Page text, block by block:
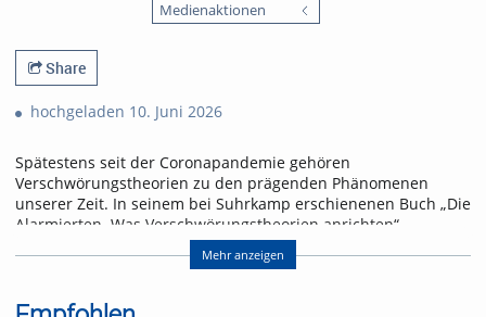
Medienaktionen
Share
hochgeladen 10. Juni 2026
Spätestens seit der Coronapandemie gehören
Verschwörungstheorien zu den prägenden Phänomenen
unserer Zeit. In seinem bei Suhrkamp erschienenen Buch „Die
Alarmierten. Was Verschwörungstheorien anrichten“
analysiert der Amerikanist Prof. Dr. Michael Butter (Universität
Tübingen), warum immer mehr Menschen für
welche gesellschaftlichen Folgen das hat. In seinem Vortrag
Mehr anzeigen